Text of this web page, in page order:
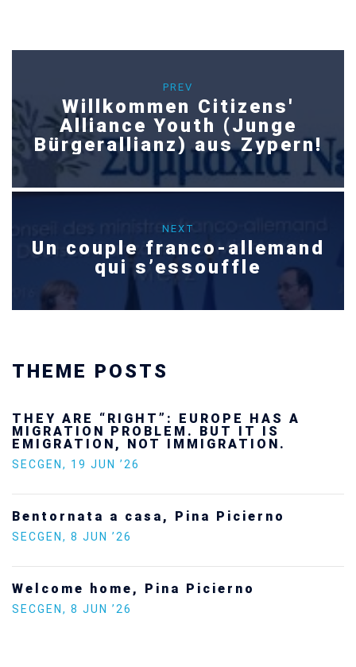
PREV
Willkommen Citizens'
Alliance Youth (Junge
Bürgerallianz) aus Zypern!
NEXT
Un couple franco-allemand
qui s’essouffle
THEME POSTS
Ukraine’s youth are defending Europe’s
future — and we will not look away
SECGEN,24 FEB ’26
Europe on the situation in Venezuela
SECGEN , 5 JAN ’26
Increasing Youth Participation in
Politics